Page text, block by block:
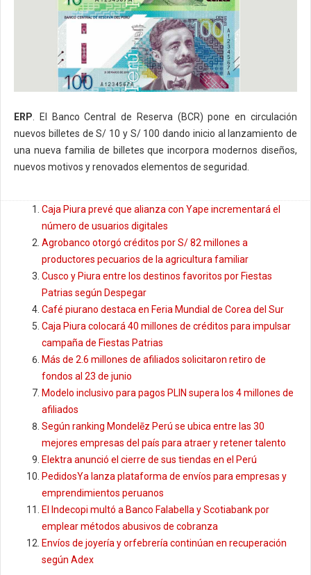
ERP . El Banco Central de Reserva (BCR) pone en circulación
nuevos billetes de S/ 10 y S/ 100 dando inicio al lanzamiento de
una nueva familia de billetes que incorpora modernos diseños,
nuevos motivos y renovados elementos de seguridad.
Caja Piura prevé que alianza con Yape incrementará el
número de usuarios digitales
Agrobanco otorgó créditos por S/ 82 millones a
productores pecuarios de la agricultura familiar
Cusco y Piura entre los destinos favoritos por Fiestas
Patrias según Despegar
Café piurano destaca en Feria Mundial de Corea del Sur
Caja Piura colocará 40 millones de créditos para impulsar
campaña de Fiestas Patrias
Más de 2.6 millones de afiliados solicitaron retiro de
fondos al 23 de junio
Modelo inclusivo para pagos PLIN supera los 4 millones de
afiliados
Según ranking Mondelēz Perú se ubica entre las 30
mejores empresas del país para atraer y retener talento
Elektra anunció el cierre de sus tiendas en el Perú
PedidosYa lanza plataforma de envíos para empresas y
emprendimientos peruanos
El Indecopi multó a Banco Falabella y Scotiabank por
emplear métodos abusivos de cobranza
Envíos de joyería y orfebrería continúan en recuperación
según Adex